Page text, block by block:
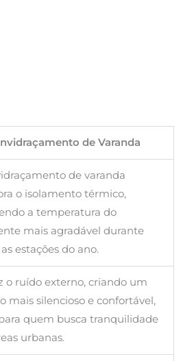
de Varanda
de varanda
o isolamento térmico,
a temperatura do
mais agradável durante
estações do ano.
o ruído externo, criando um
mais silencioso e confortável,
quem busca tranquilidade
urbanas.